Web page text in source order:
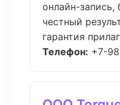
онлайн-
честный
гарантия
Телефон: +7-